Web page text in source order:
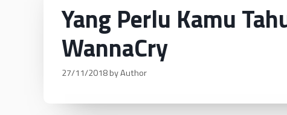
Yang Perlu Kamu
WannaCry
27/11/2018byAuthor